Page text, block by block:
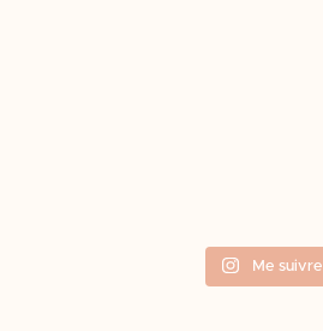
Me suivre